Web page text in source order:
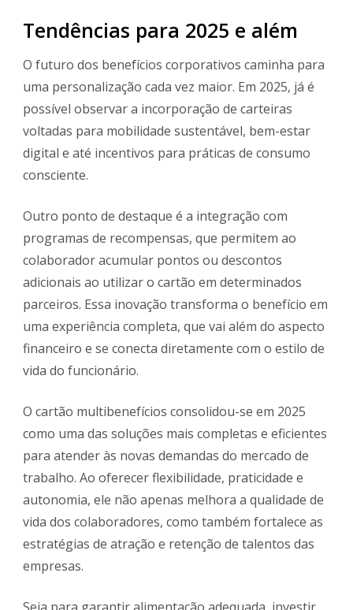
Tendências para 2025 e além
O futuro dos benefícios corporativos caminha para
uma personalização cada vez maior. Em 2025, já é
possível observar a incorporação de carteiras
voltadas para mobilidade sustentável, bem-estar
digital e até incentivos para práticas de consumo
consciente.
Outro ponto de destaque é a integração com
programas de recompensas, que permitem ao
colaborador acumular pontos ou descontos
adicionais ao utilizar o cartão em determinados
parceiros. Essa inovação transforma o benefício em
uma experiência completa, que vai além do aspecto
financeiro e se conecta diretamente com o estilo de
vida do funcionário.
O cartão multibenefícios consolidou-se em 2025
como uma das soluções mais completas e eficientes
para atender às novas demandas do mercado de
trabalho. Ao oferecer flexibilidade, praticidade e
autonomia, ele não apenas melhora a qualidade de
vida dos colaboradores, como também fortalece as
estratégias de atração e retenção de talentos das
empresas.